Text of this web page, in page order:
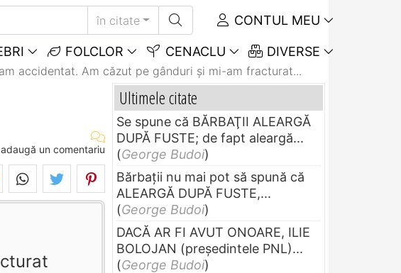
în citate CONTUL MEU
FOLCLOR CENACLU DIVERSE
accidentat. Am căzut pe gânduri şi mi-am fracturat...
adaugă un comentariu
Ultimele citate
Se spune că BĂRBAŢII ALEARGĂ
DUPĂ FUSTE; de fapt aleargă...
(George Budoi)
Bărbaţii nu mai pot să spună că
ALEARGĂ DUPĂ FUSTE,...
(George Budoi)
DACĂ AR FI AVUT ONOARE, ILIE
BOLOJAN (preşedintele PNL)...
(George Budoi)